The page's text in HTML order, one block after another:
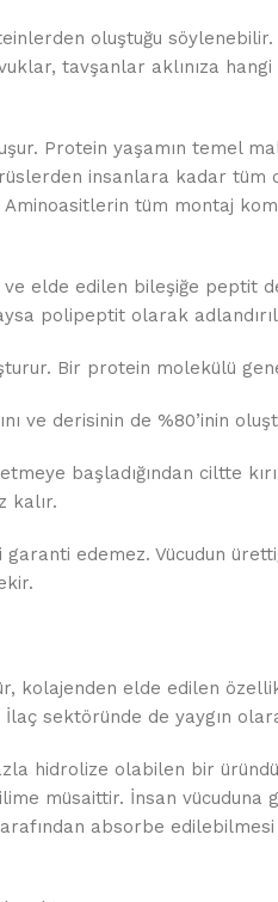
oluştuğu
tavşanlar aklınıza
Protein yaşamın temel
insanlara kadar tüm
tüm montaj
elde edilen bileşiğe peptit
polipeptit olarak
Bir protein molekülü
ve derisinin de %80’inin
başladığından ciltte
kalır.
edemez. Vücudun
kolajenden elde edilen
sektöründe de yaygın
hidrolize olabilen bir
müsaittir. İnsan vücuduna
absorbe